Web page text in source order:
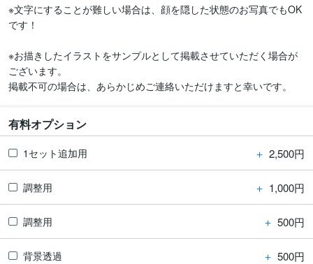
※文字にすることが難しい場合は、顔を隠した状態のお写真でもOK
です！
※お描きしたイラストをサンプルとして掲載させていただく場合が
ございます。
掲載不可の場合は、あらかじめご連絡いただけますと幸いです。
有料オプション
1セット追加用 ＋ 2,500円
調整用 ＋ 1,000円
調整用 ＋ 500円
背景透過 ＋ 500円